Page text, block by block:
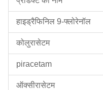
हाइड्रैफिनिल 9-फ्लोरेनॉल
कोलुरासेटम
piracetam
ऑक्सीरासेटम